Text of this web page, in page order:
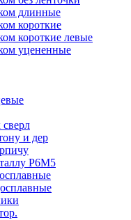
длинные
короткие
короткие левые
уцененные
и дер
Р6М5